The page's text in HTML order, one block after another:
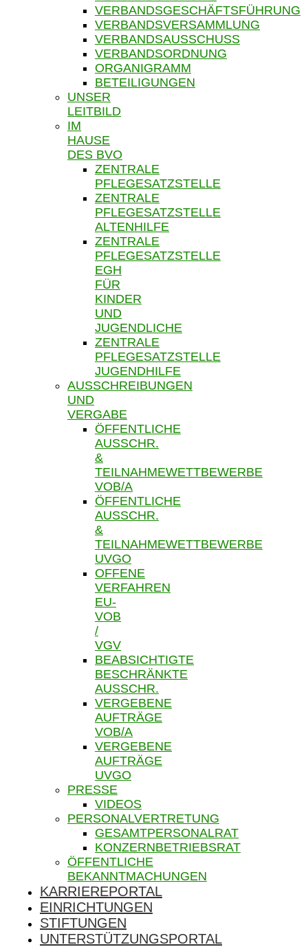
VERBANDSGESCHÄFTSFÜHRUNG
VERBANDSVERSAMMLUNG
VERBANDSAUSSCHUSS
VERBANDSORDNUNG
ORGANIGRAMM
BETEILIGUNGEN
UNSER
LEITBILD
IM
HAUSE
DES BVO
ZENTRALE
PFLEGESATZSTELLE
ZENTRALE
PFLEGESATZSTELLE
ALTENHILFE
ZENTRALE
PFLEGESATZSTELLE
EGH
FÜR
KINDER
UND
JUGENDLICHE
ZENTRALE
PFLEGESATZSTELLE
JUGENDHILFE
AUSSCHREIBUNGEN
UND
VERGABE
ÖFFENTLICHE
AUSSCHR.
&
TEILNAHMEWETTBEWERBE
VOB/A
ÖFFENTLICHE
AUSSCHR.
&
TEILNAHMEWETTBEWERBE
UVGO
OFFENE
VERFAHREN
EU-
VOB
/
VGV
BEABSICHTIGTE
BESCHRÄNKTE
AUSSCHR.
VERGEBENE
AUFTRÄGE
VOB/A
VERGEBENE
AUFTRÄGE
UVGO
PRESSE
VIDEOS
PERSONALVERTRETUNG
GESAMTPERSONALRAT
KONZERNBETRIEBSRAT
ÖFFENTLICHE
BEKANNTMACHUNGEN
KARRIEREPORTAL
EINRICHTUNGEN
STIFTUNGEN
UNTERSTÜTZUNGSPORTAL